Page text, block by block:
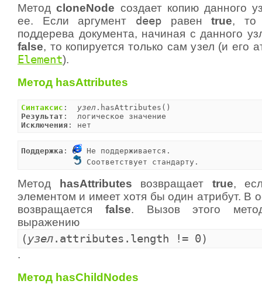
МетодcloneNode создает копию данного
ее. Если аргумент deepравенtrue, то
поддерева документа, начиная с данного
false, то копируется только сам узел (и его
Element).
Метод hasAttributes
Синтаксис : узел
Результат
Исключения : нет
Поддержка :
Не поддерживается.
Соответствует стандарту.
Метод hasAttributes возвращает true,
элементом и имеет хотя бы один атрибут. В
возвращается false. Вызов этого
выражению
(узел.attributes.length != 0)
.
Метод hasChildNodes